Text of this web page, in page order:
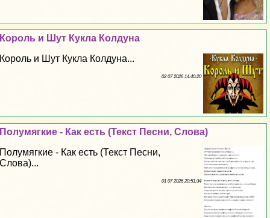
Король и Шут Кукла Колдуна
Король и Шут Кукла Колдуна...
02 07 2026 14:40:20
Полумягкие - Как есть (Текст Песни, Слова)
Полумягкие - Как есть (Текст Песни,
Слова)...
01 07 2026 20:51:34